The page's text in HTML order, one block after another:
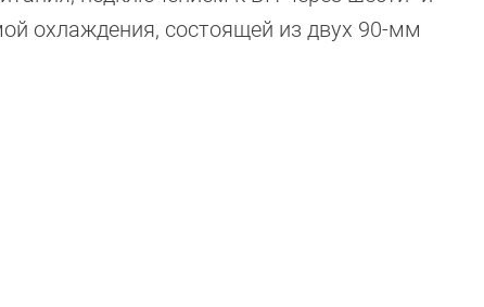
охлаждения, состоящей из двух 90-мм